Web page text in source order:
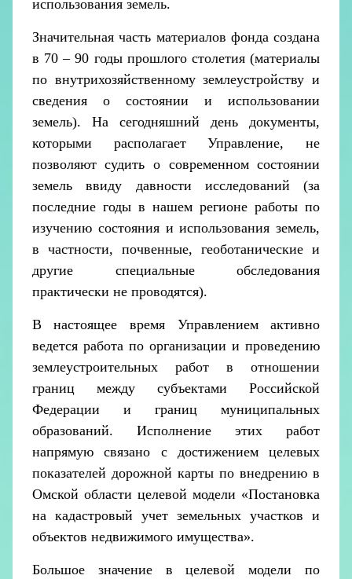
использования земель.
Значительная часть материалов фонда создана
в 70 – 90 годы прошлого столетия (материалы
по внутрихозяйственному землеустройству и
сведения о состоянии и использовании
земель). На сегодняшний день документы,
которыми располагает Управление, не
позволяют судить о современном состоянии
земель ввиду давности исследований (за
последние годы в нашем регионе работы по
изучению состояния и использования земель,
в частности, почвенные, геоботанические и
другие специальные обследования
практически не проводятся).
В настоящее время Управлением активно
ведется работа по организации и проведению
землеустроительных работ в отношении
границ между субъектами Российской
Федерации и границ муниципальных
образований. Исполнение этих работ
напрямую связано с достижением целевых
показателей дорожной карты по внедрению в
Омской области целевой модели «Постановка
на кадастровый учет земельных участков и
объектов недвижимого имущества».
Большое значение в целевой модели по